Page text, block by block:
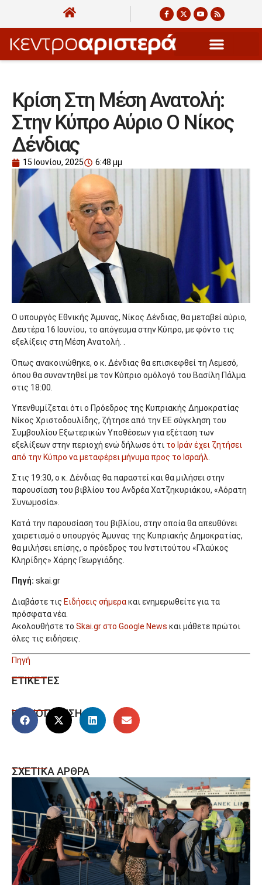
Κρίση Στη Μέση Ανατολή:
Στην Κύπρο Αύριο Ο Νίκος
Δένδιας
15 Ιουνίου, 2025 6:48 μμ
Ο υπουργός Εθνικής Άμυνας, Νίκος Δένδιας, θα μεταβεί αύριο,
Δευτέρα 16 Ιουνίου, το απόγευμα στην Κύπρο, με φόντο τις
εξελίξεις στη Μέση Ανατολή. .
Όπως ανακοινώθηκε, ο κ. Δένδιας θα επισκεφθεί τη Λεμεσό,
όπου θα συναντηθεί με τον Κύπριο ομόλογό του Βασίλη Πάλμα
στις 18:00.
Υπενθυμίζεται ότι ο Πρόεδρος της Κυπριακής Δημοκρατίας
Νίκος Χριστοδουλίδης, ζήτησε από την ΕΕ σύγκληση του
Συμβουλίου Εξωτερικών Υποθέσεων για εξέταση των
εξελίξεων στην περιοχή ενώ δήλωσε ότι το Ιράν έχει ζητήσει
από την Κύπρο να μεταφέρει μήνυμα προς το Ισραήλ
Στις 19:30, ο κ. Δένδιας θα παραστεί και θα μιλήσει στην
παρουσίαση του βιβλίου του Ανδρέα Χατζηκυριάκου, «Αόρατη
Συνωμοσία».
Κατά την παρουσίαση του βιβλίου, στην οποία θα απευθύνει
χαιρετισμό ο υπουργός Άμυνας της Κυπριακής Δημοκρατίας,
θα μιλήσει επίσης, ο πρόεδρος του Ινστιτούτου «Γλαύκος
Κληρίδης» Χάρης Γεωργιάδης.
Πηγή: skai.gr
Διαβάστε τις Ειδήσεις σήμερακαι ενημερωθείτε για τα
πρόσφατα νέα.
Ακολουθήστε το Skai.gr στο Google News και μάθετε πρώτοι
όλες τις ειδήσεις.
Πηγή
ΕΤΙΚΕΤΕΣ
ΚΟΙΝΟΠΟΙΗΣΗ
ΣΧΕΤΙΚΑ ΑΡΘΡΑ